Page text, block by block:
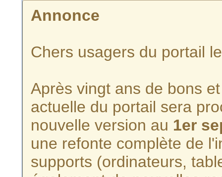
Annonce
Chers usagers du portail
Après vingt ans de bons
actuelle du portail sera
nouvelle version au 1er
une refonte complète de
supports (ordinateurs,